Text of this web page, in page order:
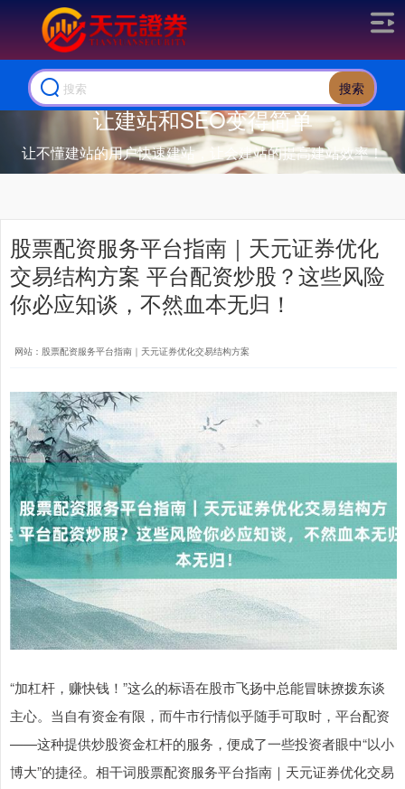
搜索
让建站和SEO变得简单
让不懂建站的用户快速建站，让会建站的提高建站效率！
股票配资服务平台指南｜天元证券优化
交易结构方案 平台配资炒股？这些风险
你必应知谈，不然血本无归！
网站：股票配资服务平台指南｜天元证券优化交易结构方案
“加杠杆，赚快钱！”这么的标语在股市飞扬中总能冒昧撩拨东谈
主心。当自有资金有限，而牛市行情似乎随手可取时，平台配资
——这种提供炒股资金杠杆的服务，便成了一些投资者眼中“以小
博大”的捷径。相干词股票配资服务平台指南｜天元证券优化交易